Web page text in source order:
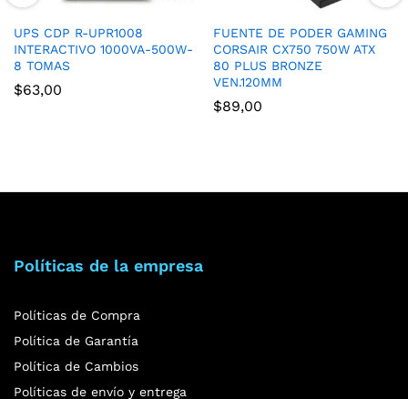
UPS CDP R-UPR1008
INTERACTIVO 1000VA-500W-
8 TOMAS
$63,00
FUENTE DE PODER GAMING
CORSAIR CX750 750W ATX
80 PLUS BRONZE
VEN.120MM
$89,00
Políticas de la empresa
Políticas de Compra
Política de Garantía
Política de Cambios
Políticas de envío y entrega